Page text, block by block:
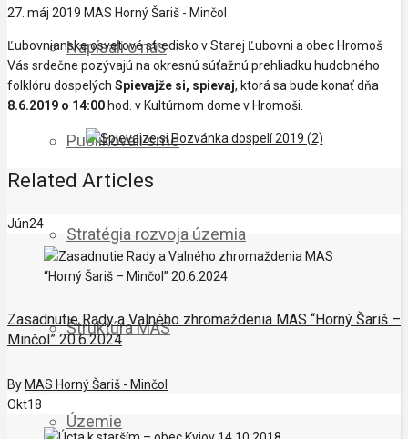
Napísali o nás
Publikovali sme
Stratégia rozvoja územia
Štruktúra MAS
Územie
27. máj 2019 MAS Horný Šariš - Minčol
Ľubovnianske osvetové stredisko v Starej Ľubovni a obec Hromoš
Vás srdečne pozývajú na okresnú súťažnú prehliadku hudobného
folklóru dospelých Spievajže si, spievaj, ktorá sa bude konať dňa
8.6.2019 o 14:00hod. v Kultúrnom dome v Hromoši.
Related Articles
Jún24
Zasadnutie Rady a Valného zhromaždenia MAS “Horný Šariš –
Minčol” 20.6.2024
By MAS Horný Šariš - Minčol
Okt18